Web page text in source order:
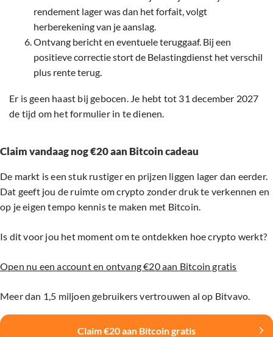
rendement lager was dan het forfait, volgt
herberekening van je aanslag.
Ontvang bericht en eventuele teruggaaf. Bij een
positieve correctie stort de Belastingdienst het verschil
plus rente terug.
Er is geen haast bij gebocen. Je hebt tot 31 december 2027
de tijd om het formulier in te dienen.
Claim vandaag nog €20 aan Bitcoin cadeau
De markt is een stuk rustiger en prijzen liggen lager dan eerder.
Dat geeft jou de ruimte om crypto zonder druk te verkennen en
op je eigen tempo kennis te maken met Bitcoin.
Is dit voor jou het moment om te ontdekken hoe crypto werkt?
Open nu een account en ontvang €20 aan Bitcoin gratis
Meer dan 1,5 miljoen gebruikers vertrouwen al op Bitvavo.
Claim €20 aan Bitcoin gratis